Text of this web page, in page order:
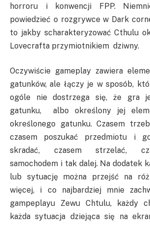
horroru i konwencji FPP.
powiedzieć o rozgrywce w Dark
to jakby scharakteryzować Cthulu
Lovecrafta przymiotnikiem dziwny.
Oczywiście gameplay zawiera
gatunków, ale łączy je w sposób,
ogóle nie dostrzega się, że gra
gatunku, albo określony jej
określonego gatunku. Czasem
czasem poszukać przedmiotu i
skradać, czasem strzelać,
samochodem i tak dalej. Na dodatek
lub sytuację można przejść na
więcej, i co najbardziej mnie
gampeplayu Zewu Chtulu, każdy
każda sytuacja dziejąca się na